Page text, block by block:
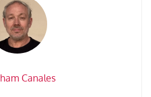
Canales